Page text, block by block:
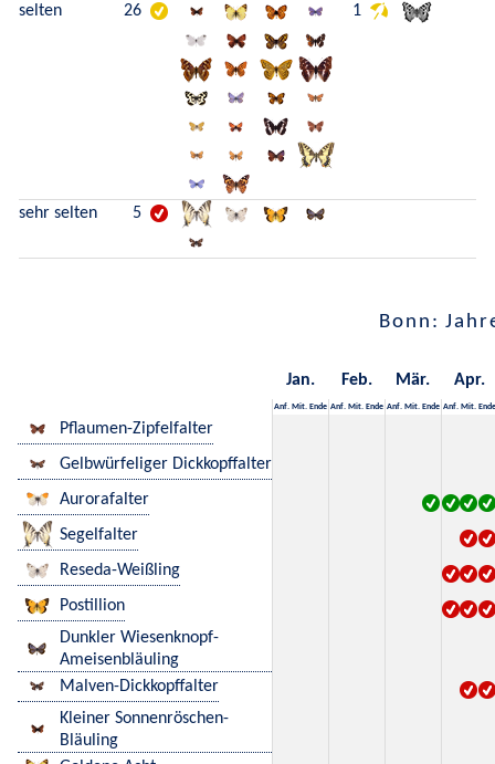
selten 26 1
sehr selten 5
Bonn:
Jan. Feb. Mär. Apr.
Anf. Mit. Ende Anf. Mit. Ende Anf. Mit. Ende Anf. Mit. Ende
Pflaumen-Zipfelfalter
Gelbwürfeliger Dickkopffalter
Aurorafalter
Segelfalter
Reseda-Weißling
Postillion
Dunkler Wiesenknopf-
Ameisenbläuling
Malven-Dickkopffalter
Kleiner Sonnenröschen-
Bläuling